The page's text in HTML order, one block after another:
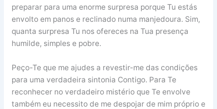
preparar para uma enorme surpresa porque Tu estás
envolto em panos e reclinado numa manjedoura. Sim,
quanta surpresa Tu nos ofereces na Tua presença
humilde, simples e pobre.
Peço-Te que me ajudes a revestir-me das condições
para uma verdadeira sintonia Contigo. Para Te
reconhecer no verdadeiro mistério que Te envolve
também eu necessito de me despojar de mim próprio e